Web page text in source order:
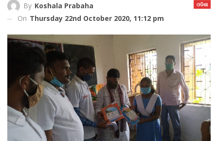
ଓଡିଶା
By Koshala Prabaha
On Thursday 22nd October 2020, 11:12 pm